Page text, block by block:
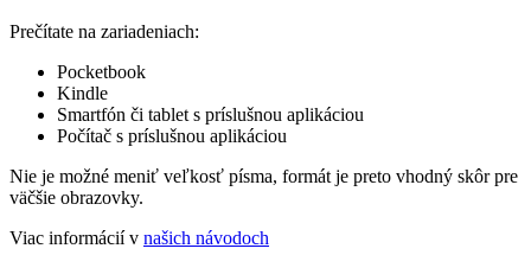
Prečítate na zariadeniach:
Pocketbook
Kindle
Smartfón či tablet s príslušnou aplikáciou
Počítač s príslušnou aplikáciou
Nie je možné meniť veľkosť písma, formát je preto vhodný skôr pre
väčšie obrazovky.
Viac informácií v našich návodoch